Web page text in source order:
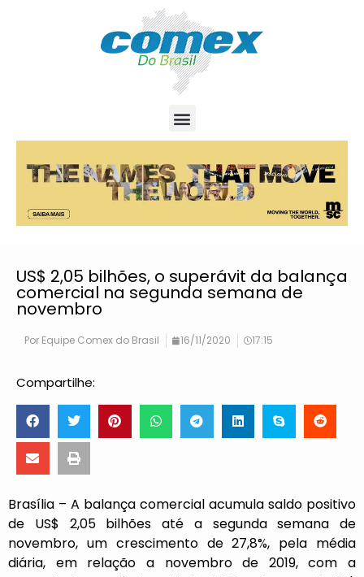
US$ 2,05 bilhões, o superávit da balança
comercial na segunda semana de
novembro
Por Equipe Comex do Brasil 16/11/2020 17:15
Compartilhe:
Brasília – A balança comercial acumula saldo positivo
de US$ 2,05 bilhões até a segunda semana de
novembro, um crescimento de 27,8%, pela média
diária, em relação a novembro de 2019, com a